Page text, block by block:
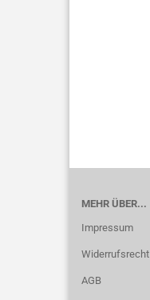
MEHR ÜBER...
Impressum
Widerrufsrecht
AGB